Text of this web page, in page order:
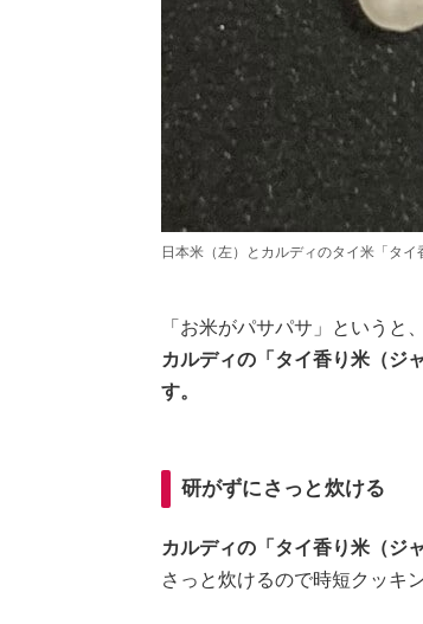
日本米（左）とカルディのタイ米「タ
「お米がパサパサ」というと
カルディの「タイ香り米（ジ
す。
研がずにさっと炊ける
カルディの「タイ香り米（ジ
さっと炊けるので時短クッキ